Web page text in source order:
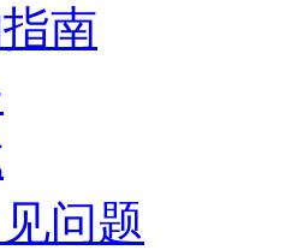
南
问题